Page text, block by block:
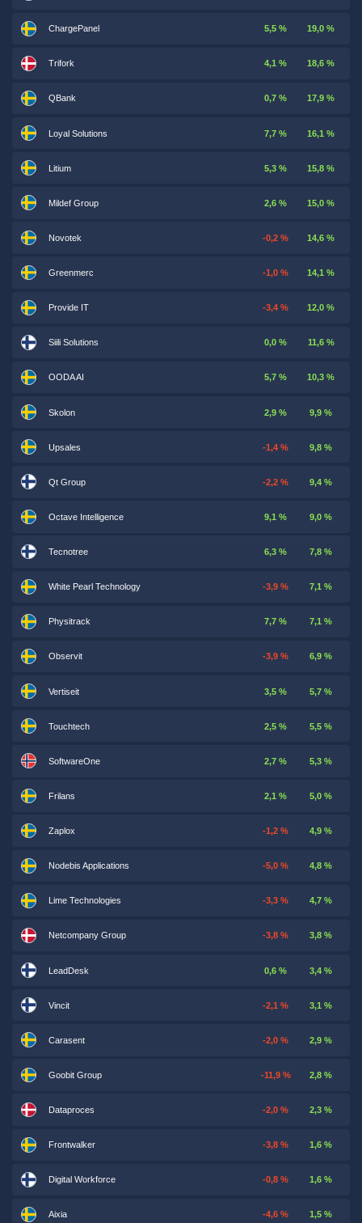
ChargePanel 5,5 % 19,0 %
Trifork 4,1 % 18,6 %
QBank 0,7 % 17,9 %
Loyal Solutions 7,7 % 16,1 %
Litium 5,3 % 15,8 %
Mildef Group 2,6 % 15,0 %
Novotek -0,2 % 14,6 %
Greenmerc -1,0 % 14,1 %
Provide IT -3,4 % 12,0 %
Siili Solutions 0,0 % 11,6 %
OODA AI 5,7 % 10,3 %
Skolon 2,9 % 9,9 %
Upsales -1,4 % 9,8 %
Qt Group -2,2 % 9,4 %
Octave Intelligence 9,1 % 9,0 %
Tecnotree 6,3 % 7,8 %
White Pearl Technology -3,9 % 7,1 %
Physitrack 7,7 % 7,1 %
Observit -3,9 % 6,9 %
Vertiseit 3,5 % 5,7 %
Touchtech 2,5 % 5,5 %
SoftwareOne 2,7 % 5,3 %
Frilans 2,1 % 5,0 %
Zaplox -1,2 % 4,9 %
Nodebis Applications -5,0 % 4,8 %
Lime Technologies -3,3 % 4,7 %
Netcompany Group -3,8 % 3,8 %
LeadDesk 0,6 % 3,4 %
Vincit -2,1 % 3,1 %
Carasent -2,0 % 2,9 %
Goobit Group -11,9 % 2,8 %
Dataproces -2,0 % 2,3 %
Frontwalker -3,8 % 1,6 %
Digital Workforce -0,8 % 1,6 %
Aixia -4,6 % 1,5 %